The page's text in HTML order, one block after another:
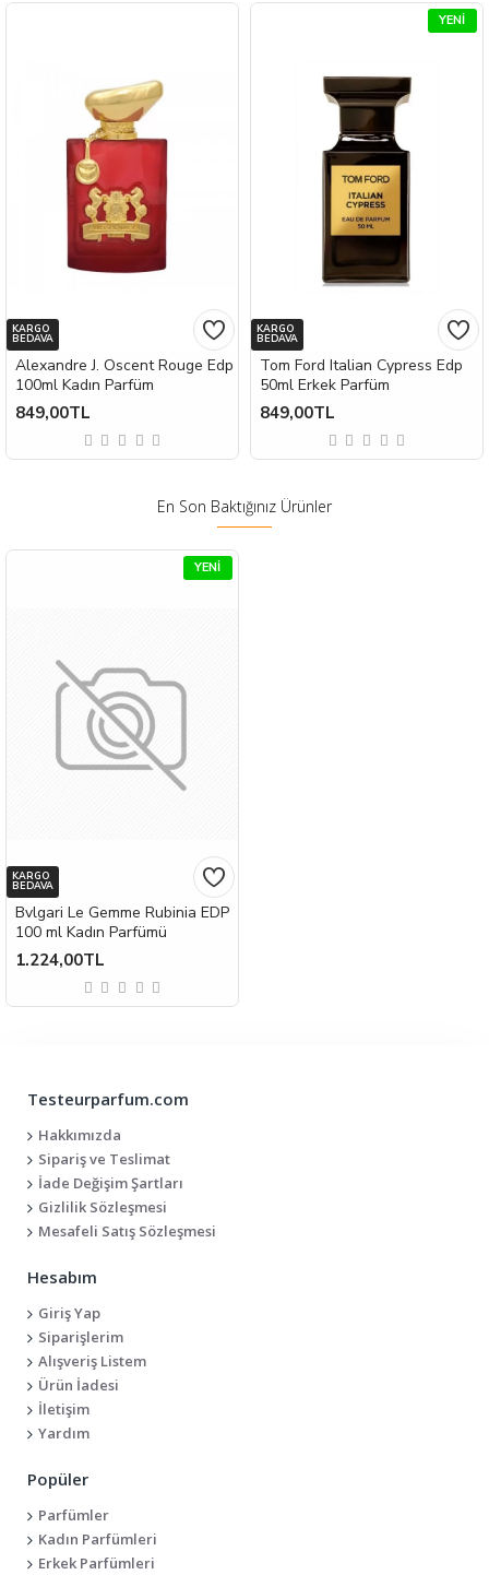
KARGO
BEDAVA
Alexandre J. Oscent Rouge Edp
100ml Kadın Parfüm
849,00TL
YENI
KARGO
BEDAVA
Tom Ford Italian Cypress Edp
50ml Erkek Parfüm
849,00TL
En Son Baktığınız Ürünler
YENI
KARGO
BEDAVA
Bvlgari Le Gemme Rubinia EDP
100 ml Kadın Parfümü
1.224,00TL
Testeurparfum.com
Hakkımızda
Sipariş ve Teslimat
İade Değişim Şartları
Gizlilik Sözleşmesi
Mesafeli Satış Sözleşmesi
Hesabım
Giriş Yap
Siparişlerim
Alışveriş Listem
Ürün İadesi
İletişim
Yardım
Popüler
Parfümler
Kadın Parfümleri
Erkek Parfümleri